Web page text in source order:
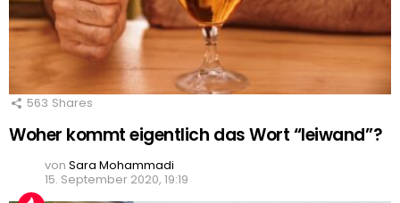
563 Shares
Woher kommt eigentlich das Wort “leiwand”?
von Sara Mohammadi
15. September 2020, 19:19